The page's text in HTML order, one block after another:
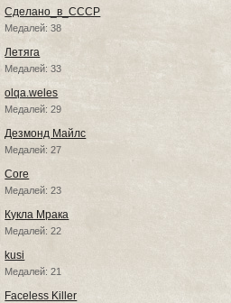
Сделано_в_СССР
Медалей: 38
Летяга
Медалей: 33
olqa.weles
Медалей: 29
Дезмонд Майлс
Медалей: 27
Core
Медалей: 23
Кукла Мрака
Медалей: 22
kusi
Медалей: 21
Faceless Killer